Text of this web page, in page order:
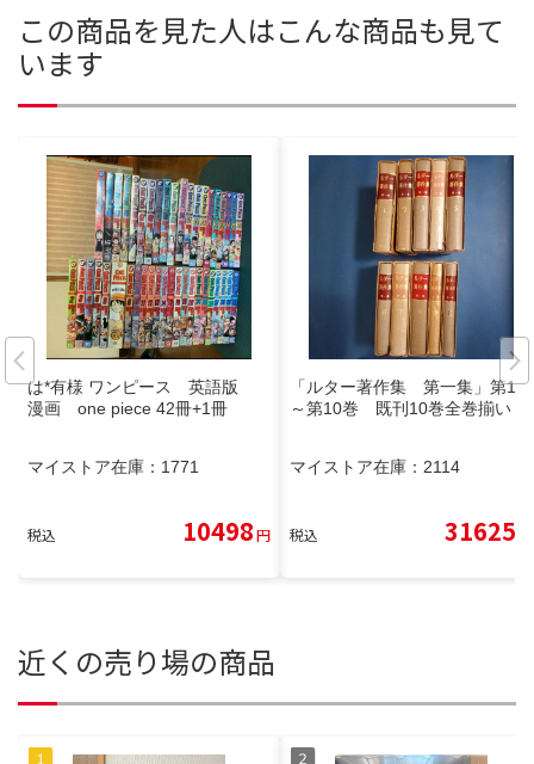
この商品を見た人はこんな商品も見て
います
は*有様 ワンピース 英語版
漫画 one piece 42冊+1冊
マイストア在庫： 1771
税込 10498円
「ルター著作集 第一集」第1巻
～第10巻 既刊10巻全巻揃い
マイストア在庫： 2114
税込 31625
近くの売り場の商品